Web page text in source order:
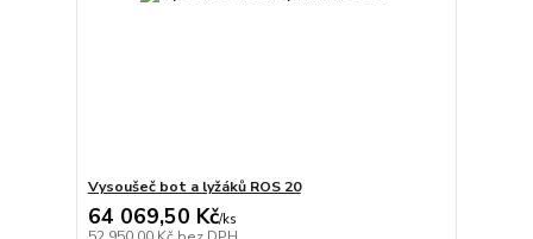
Vysoušeč bot a lyžáků ROS 20
64 069,50 Kč/ks